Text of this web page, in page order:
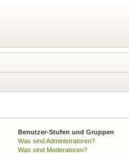
Benutzer-Stufen und Gruppen
Was sind Administratoren?
Was sind Moderatoren?